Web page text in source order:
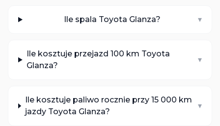
Ile spala Toyota Glanza? ▾
Ile kosztuje przejazd 100 km Toyota
Glanza?
▾
Ile kosztuje paliwo rocznie przy 15 000 km
jazdy Toyota Glanza?
▾